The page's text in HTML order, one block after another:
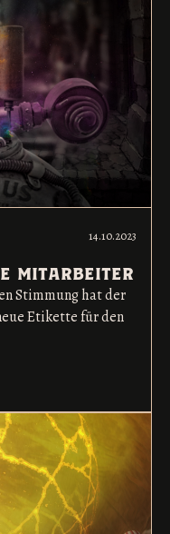
14.10.2023
mitarbeiter
Stimmung hat der
Etikette für den